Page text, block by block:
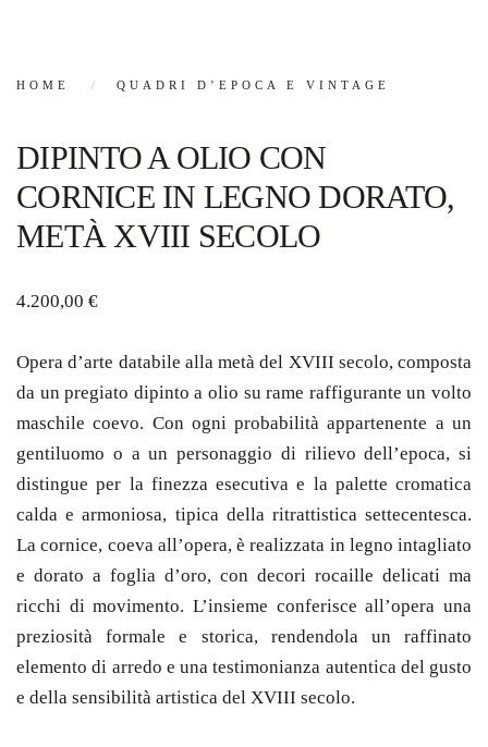
HOME QUADRI D’EPOCA E VINTAGE
DIPINTO A OLIO CON
CORNICE IN LEGNO DORATO,
METÀ XVIII SECOLO
4.200,00 €
Opera d’arte databile alla metà del XVIII secolo, composta
da un pregiato dipinto a olio su rame raffigurante un volto
maschile coevo. Con ogni probabilità appartenente a un
gentiluomo o a un personaggio di rilievo dell’epoca, si
distingue per la finezza esecutiva e la palette cromatica
calda e armoniosa, tipica della ritrattistica settecentesca.
La cornice, coeva all’opera, è realizzata in legno intagliato
e dorato a foglia d’oro, con decori rocaille delicati ma
ricchi di movimento. L’insieme conferisce all’opera una
preziosità formale e storica, rendendola un raffinato
elemento di arredo e una testimonianza autentica del gusto
e della sensibilità artistica del XVIII secolo.